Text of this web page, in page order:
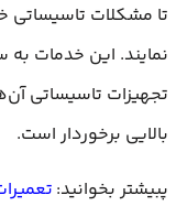
تا مشکلات تاسیساتی
نمایند. این خدمات
تجهیزات تاسیساتی
بالایی برخوردار است.
پبیشتر بخوانید: